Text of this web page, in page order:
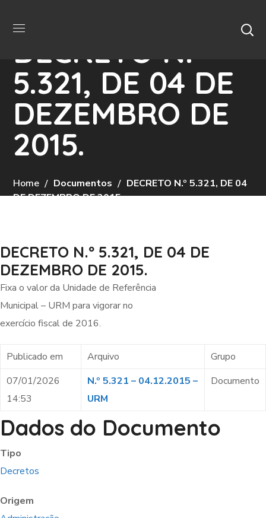
DECRETO N.º
5.321, DE 04 DE
DEZEMBRO DE
2015.
Home Documentos
DECRETO N.º 5.321, DE 04
DE DEZEMBRO DE 2015.
DECRETO N.º 5.321, DE 04 DE
DEZEMBRO DE 2015.
Fixa o valor da Unidade de Referência
Municipal – URM para vigorar no
exercício fiscal de 2016.
Publicado em Arquivo
Grupo
07/01/2026
14:53
N.º 5.321 – 04.12.2015 –
URM
Documento
Dados do Documento
Tipo
Decretos
Origem